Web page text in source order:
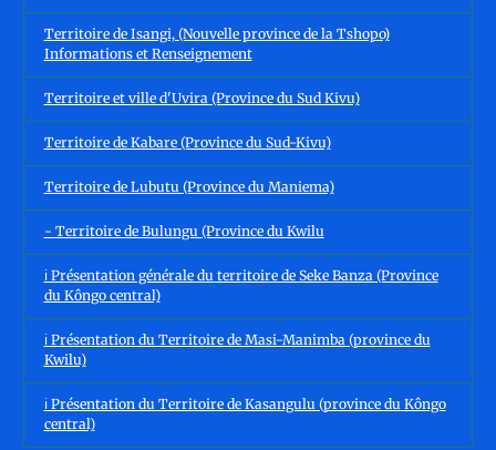
Territoire de Isangi, (Nouvelle province de la Tshopo)
Informations et Renseignement
Territoire et ville d'Uvira (Province du Sud Kivu)
Territoire de Kabare (Province du Sud-Kivu)
Territoire de Lubutu (Province du Maniema)
- Territoire de Bulungu (Province du Kwilu
ℹ️ Présentation générale du territoire de Seke Banza (Province
du Kôngo central)
ℹ️ Présentation du Territoire de Masi-Manimba (province du
Kwilu)
ℹ️ Présentation du Territoire de Kasangulu (province du Kôngo
central)